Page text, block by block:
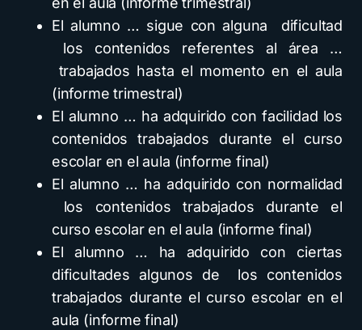
El alumno … sigue con alguna dificultad
los contenidos referentes al área …
trabajados hasta el momento en el aula
(informe trimestral)
El alumno … ha adquirido con facilidad los
contenidos trabajados durante el curso
escolar en el aula (informe final)
El alumno … ha adquirido con normalidad
los contenidos trabajados durante el
curso escolar en el aula (informe final)
El alumno … ha adquirido con ciertas
dificultades algunos de los contenidos
trabajados durante el curso escolar en el
aula (informe final)